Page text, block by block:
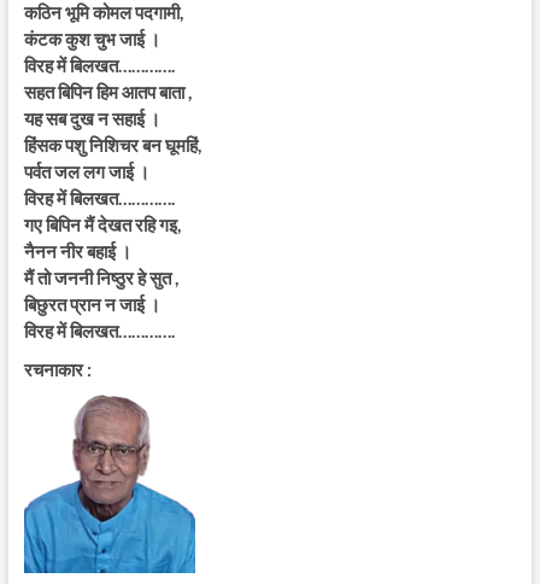
कठिन भूमि कोमल पदगामी,
कंटक कुश चुभ जाई ।
विरह में बिलखत………….
सहत बिपिन हिम आतप बाता ,
यह सब दुख न सहाई ।
हिंसक पशु निशिचर बन घूमहिं,
पर्वत जल लग जाई ।
विरह में बिलखत………….
गए बिपिन मैं देखत रहि गइ,
नैनन नीर बहाई ।
मैं तो जननी निष्ठुर हे सुत ,
बिछुरत प्रान न जाई ।
विरह में बिलखत………….
रचनाकार :